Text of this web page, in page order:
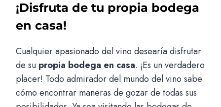
¡Disfruta de tu propia bodega
en casa!
Cualquier apasionado del vino desearía disfrutar
de su propia bodega en casa. ¡Es un verdadero
placer! Todo admirador del mundo del vino sabe
cómo encontrar maneras de gozar de todas sus